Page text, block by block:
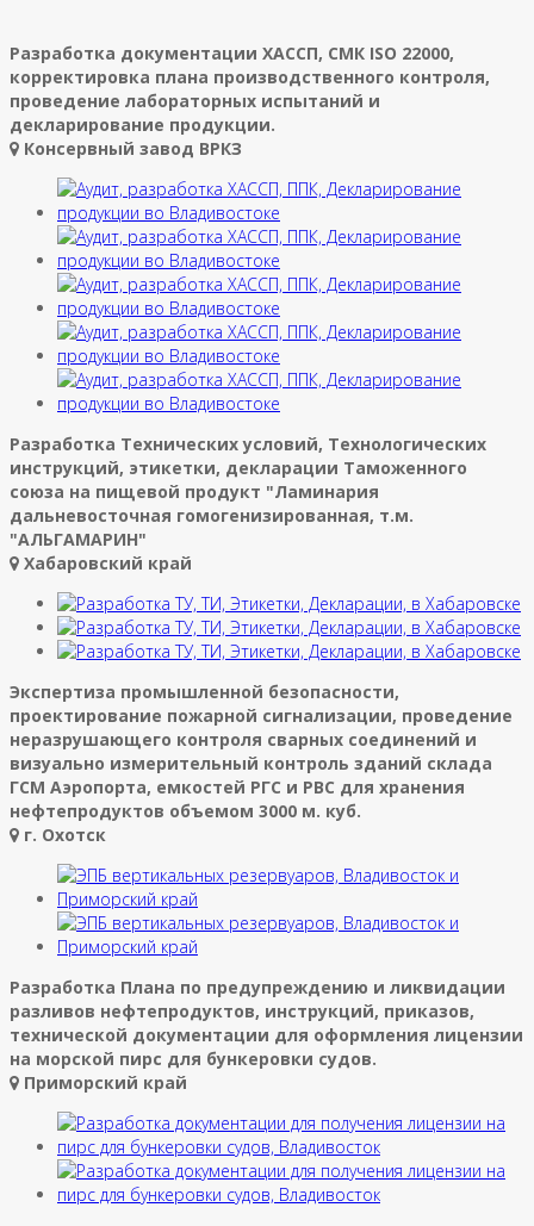
Разработка документации ХАССП, СМК ISO 22000,
корректировка плана производственного контроля,
проведение лабораторных испытаний и
декларирование продукции.
Консервный завод ВРКЗ
Разработка Технических условий, Технологических
инструкций, этикетки, декларации Таможенного
союза на пищевой продукт "Ламинария
дальневосточная гомогенизированная, т.м.
"АЛЬГАМАРИН"
Хабаровский край
Экспертиза промышленной безопасности,
проектирование пожарной сигнализации, проведение
неразрушающего контроля сварных соединений и
визуально измерительный контроль зданий склада
ГСМ Аэропорта, емкостей РГС и РВС для хранения
нефтепродуктов объемом 3000 м. куб.
г. Охотск
Разработка Плана по предупреждению и ликвидации
разливов нефтепродуктов, инструкций, приказов,
технической документации для оформления лицензии
на морской пирс для бункеровки судов.
Приморский край